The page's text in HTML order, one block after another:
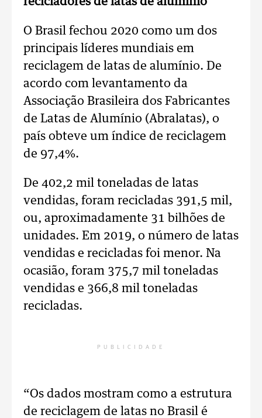
O Brasil fechou 2020 como um dos
principais líderes mundiais em
reciclagem de latas de alumínio. De
acordo com levantamento da
Associação Brasileira dos Fabricantes
de Latas de Alumínio (Abralatas), o
país obteve um índice de reciclagem
de 97,4%.
De 402,2 mil toneladas de latas
vendidas, foram recicladas 391,5 mil,
ou, aproximadamente 31 bilhões de
unidades. Em 2019, o número de latas
vendidas e recicladas foi menor. Na
ocasião, foram 375,7 mil toneladas
vendidas e 366,8 mil toneladas
recicladas.
PUBLICIDADE
“Os dados mostram como a estrutura
de reciclagem de latas no Brasil é